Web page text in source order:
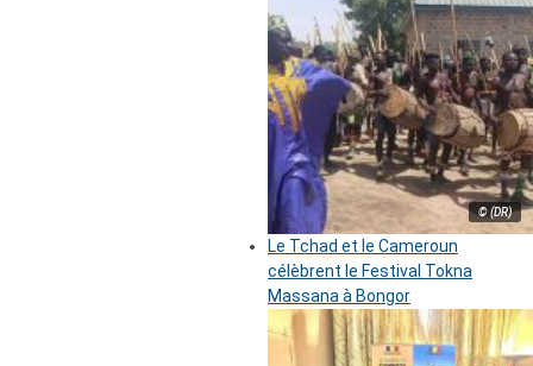
© (DR)
Le Tchad et le Cameroun
célèbrent le Festival Tokna
Massana à Bongor